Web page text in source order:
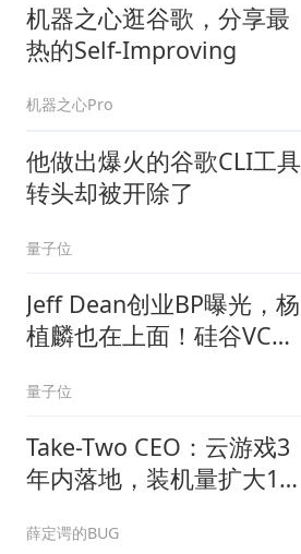
机器之心逛谷歌，分享最
热的Self-Improving
机器之心Pro
他做出爆火的谷歌CLI工具
转头却被开除了
量子位
Jeff Dean创业BP曝光，杨
植麟也在上面！硅谷VC抢
量子位
Take-Two CEO：云游戏3
年内落地，装机量扩大10
薛定谔的BUG